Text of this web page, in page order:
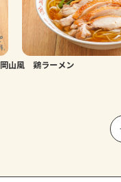
岡山風 鶏ラーメン